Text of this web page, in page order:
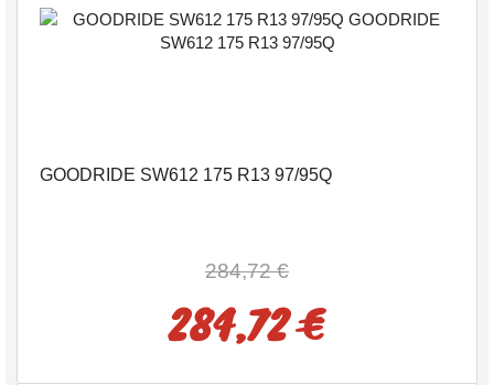
GOODRIDE SW612 175 R13 97/95Q
284,72 €
284,72 €